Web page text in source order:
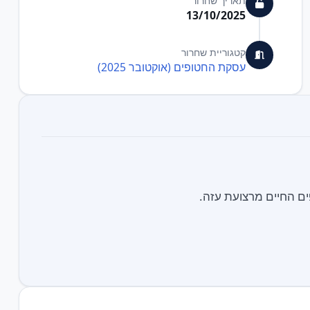
13/10/2025
קטגוריית שחרור
עסקת החטופים (אוקטובר 2025)